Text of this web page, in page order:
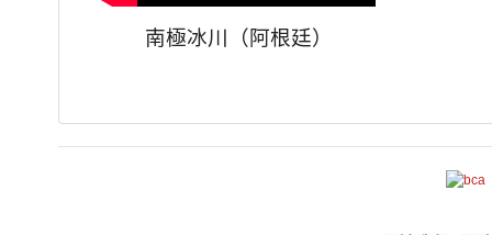
南極冰川（阿根廷）